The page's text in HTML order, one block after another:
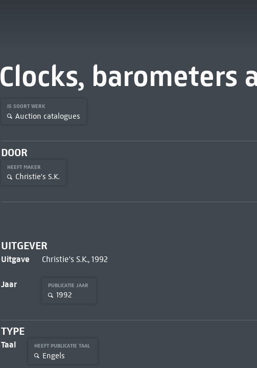
Clocks, barometers
IS SOORT WERK
Auction catalogues
DOOR
HEEFT MAKER
Christie's S.K.
UITGEVER
Uitgave Christie's S.K., 1992
Jaar PUBLICATIE JAAR
1992
TYPE
Taal HEEFT PUBLICATIE TAAL
Engels